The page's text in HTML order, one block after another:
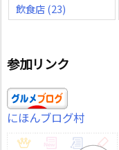
飲食店(23)
参加リンク
にほんブログ村